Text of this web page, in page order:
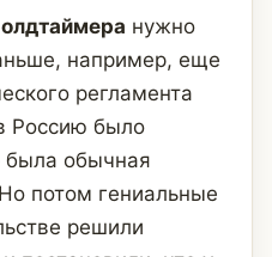
олдтаймера нужно
например, еще
регламента
Россию было
была обычная
потом гениальные
решили